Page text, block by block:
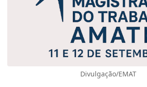
Divulgação/EMAT